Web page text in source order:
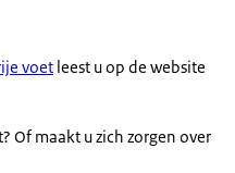
voet leest u op de website
Of maakt u zich zorgen over